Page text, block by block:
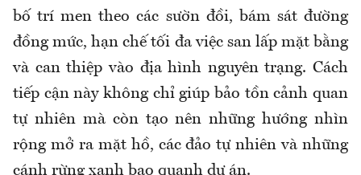
bố trí men theo các sườn đồi, bám sát đường
đồng mức, hạn chế tối đa việc san lấp mặt bằng
và can thiệp vào địa hình nguyên trạng. Cách
tiếp cận này không chỉ giúp bảo tồn cảnh quan
tự nhiên mà còn tạo nên những hướng nhìn
rộng mở ra mặt hồ, các đảo tự nhiên và những
cánh rừng xanh bao quanh dự án.